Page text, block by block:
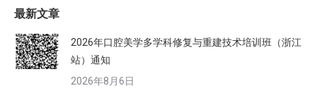
最新文章
2026年口腔美学多学科修复与重建技术培训班（浙江
站）通知
2026年8月6日